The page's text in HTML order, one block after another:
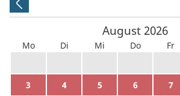
August 2026
Mo Di Mi Do Fr
3
4 5 6 7